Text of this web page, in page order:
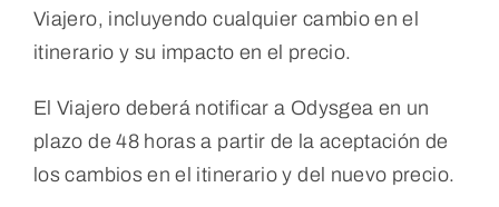
Viajero, incluyendo cualquier cambio en el
itinerario y su impacto en el precio.
El Viajero deberá notificar a Odysgea en un
plazo de 48 horas a partir de la aceptación de
los cambios en el itinerario y del nuevo precio.